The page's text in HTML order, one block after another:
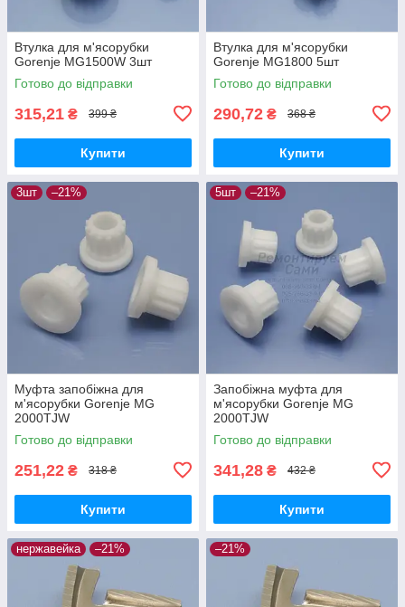
Втулка для м'ясорубки
Gorenje MG1500W 3шт
Готово до відправки
315,21 ₴ 399 ₴
Купити
Втулка для м'ясорубки
Gorenje MG1800 5шт
Готово до відправки
290,72 ₴ 368 ₴
Купити
3шт –21%
Муфта запобіжна для
м'ясорубки Gorenje MG
2000TJW
Готово до відправки
251,22 ₴ 318 ₴
Купити
5шт –21%
Запобіжна муфта для
м'ясорубки Gorenje MG
2000TJW
Готово до відправки
341,28 ₴ 432 ₴
Купити
нержавейка –21% –21%